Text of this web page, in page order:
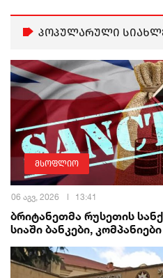
პოპულარული
მსოფლიო
06 აგვ, 2026 13:41
ბრიტანეთმა რუსეთის
სიაში ბანკები,